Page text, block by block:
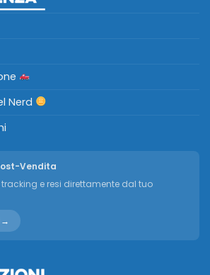
Nerd
Vendita
e resi direttamente dal tuo
→